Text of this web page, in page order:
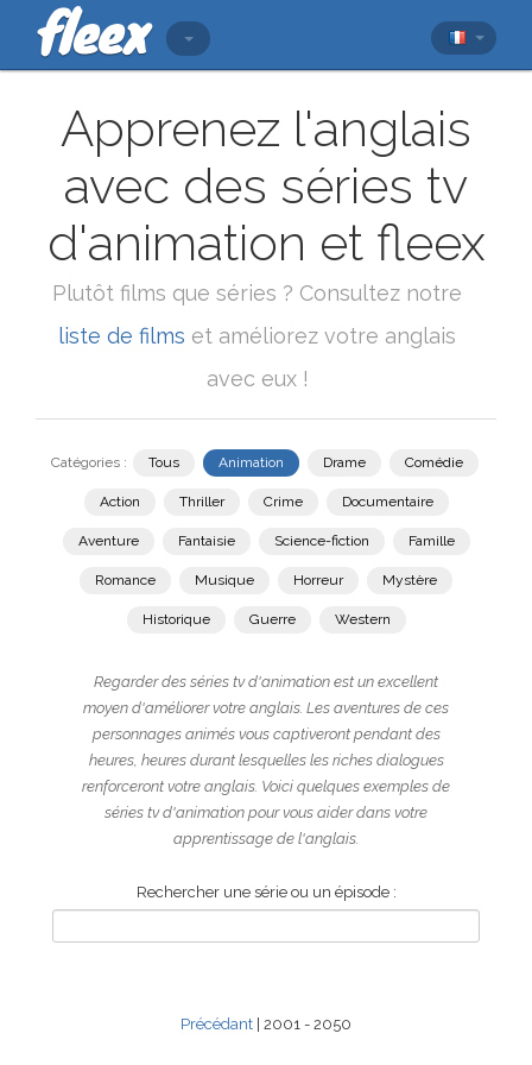
Apprenez l'anglais
avec des séries tv
d'animation et fleex
Plutôt films que séries ? Consultez notre
liste de films et améliorez votre anglais
avec eux !
Catégories : Tous Animation Drame Comédie
Action Thriller Crime Documentaire
Aventure Fantaisie Science-fiction Famille
Romance Musique Horreur Mystère
Historique Guerre Western
Regarder des séries tv d'animation est un excellent
moyen d'améliorer votre anglais. Les aventures de ces
personnages animés vous captiveront pendant des
heures, heures durant lesquelles les riches dialogues
renforceront votre anglais. Voici quelques exemples de
séries tv d'animation pour vous aider dans votre
apprentissage de l'anglais.
Rechercher une série ou un épisode :
Précédant | 2001 - 2050